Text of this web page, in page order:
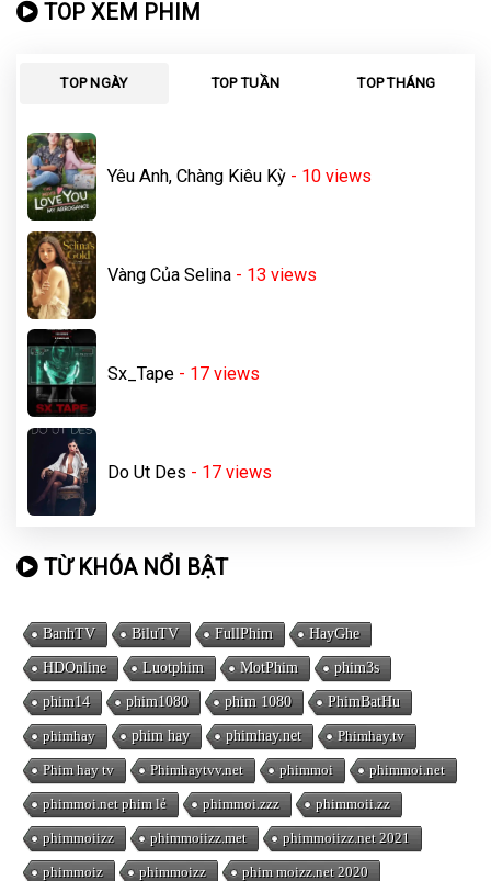
TOP XEM PHIM
TOP NGÀY TOP TUẦN TOP THÁNG
Yêu Anh, Chàng Kiêu Kỳ - 10views
Vàng Của Selina - 13views
Sx_Tape - 17views
Do Ut Des - 17views
TỪ KHÓA NỔI BẬT
BanhTV BiluTV FullPhim HayGhe
HDOnline Luotphim MotPhim phim3s
phim14 phim1080 phim 1080 PhimBatHu
phimhay phim hay phimhay.net Phimhay.tv
Phim hay tv Phimhaytvv.net phimmoi phimmoi.net
phimmoi.net phim lẻ phimmoi.zzz phimmoii.zz
phimmoiizz phimmoiizz.met phimmoiizz.net 2021
phimmoiz phimmoizz phim moizz.net 2020